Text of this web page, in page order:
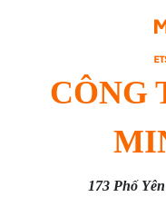
CÔNG
173 Phố